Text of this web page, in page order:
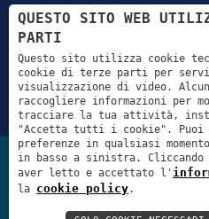
Sab - Dom: Chiuso
Informativa sulla
privacy
QUESTO SITO WEB
PARTI
Questo sito utilizza cookie
cookie di terze parti per
visualizzazione di video.
raccogliere informazioni per
tracciare la tua attività,
"Accetta tutti i cookie". Puoi
preferenze in qualsiasi
in basso a sinistra. Cliccando
aver letto e accettato l'
la cookie policy.